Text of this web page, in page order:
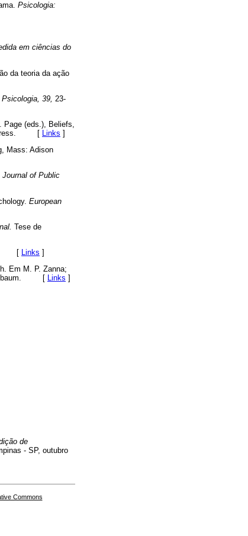
Psicologia:
em ciências do
da teoria da ação
39,
23-
Page (eds.), Beliefs,
Press. [ Links ]
Mass: Adison
of Public
European
Tese de
[ Links ]
Em M. P. Zanna;
Erlbaum. [ Links ]
de
- SP, outubro
Commons